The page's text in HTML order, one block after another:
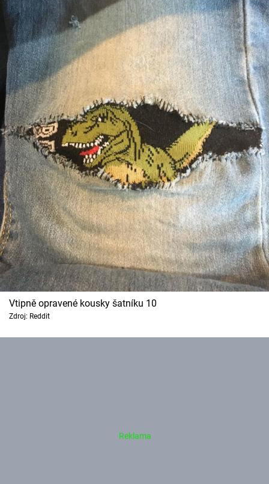
Vtipně opravené kousky šatníku 10
Zdroj: Reddit